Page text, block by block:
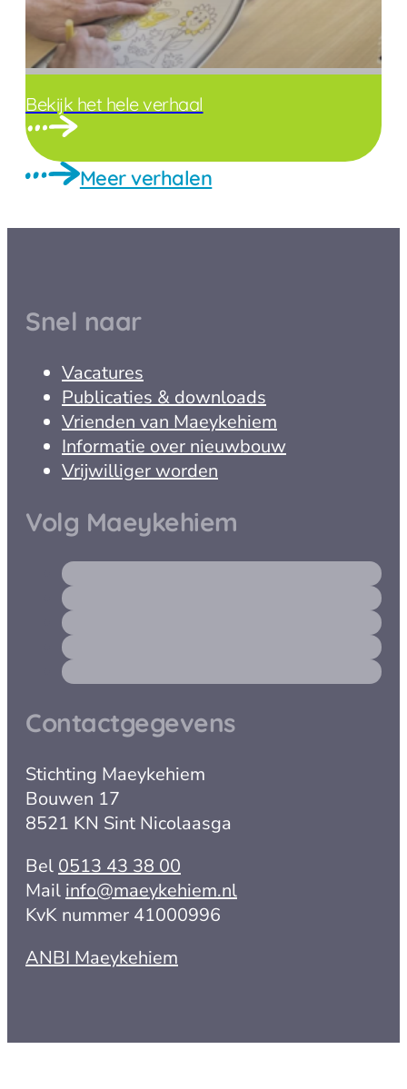
Bekijk het hele verhaal
Meer verhalen
Snel naar
Vacatures
Publicaties & downloads
Vrienden van Maeykehiem
Informatie over nieuwbouw
Vrijwilliger worden
Volg Maeykehiem
Contactgegevens
Stichting Maeykehiem
Bouwen 17
8521 KN Sint Nicolaasga
Bel 0513 43 38 00
Mail info@maeykehiem.nl
KvK nummer 41000996
ANBI Maeykehiem